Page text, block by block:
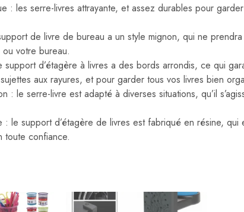
: les serre-livres attrayante, et assez durables pour
de livre de bureau a un style mignon, qui ne
votre bureau.
support d’étagère à livres a des bords arrondis, ce qui
aux rayures, et pour garder tous vos livres bien
: le serre-livre est adapté à diverses situations, qu’il
: le support d’étagère de livres est fabriqué en résine,
toute confiance.